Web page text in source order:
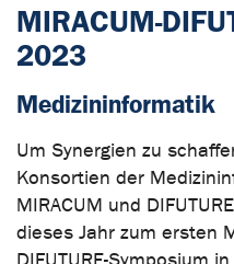
MIRACUM-
2023
Medizininformatik
Um Synergien zu
Konsortien der
MIRACUM und
dieses Jahr zum ersten